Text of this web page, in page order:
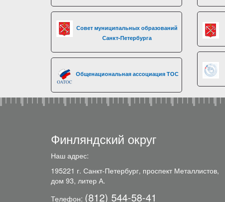
Совет муниципальных образований
Санкт-Петербурга
Общенациональная ассоциация ТОС
Финляндский округ
Наш адрес:
195221 г. Санкт-Петербург, проспект Металлистов,
дом 93, литер А.
Телефон: (812) 544-58-41